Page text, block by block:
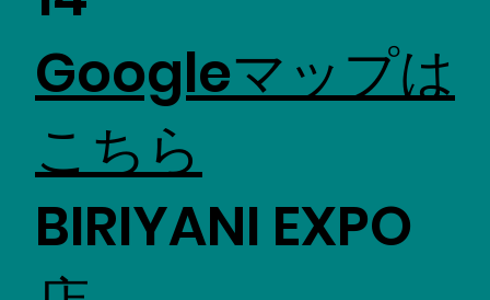
Googleマップは
こちら
BIRIYANI EXPO